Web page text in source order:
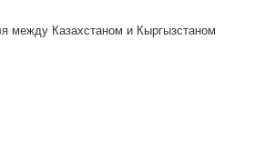
между Казахстаном и Кыргызстаном